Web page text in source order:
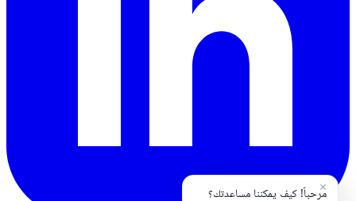
مرحباً! كيف يمكننا مساعدتك؟
×